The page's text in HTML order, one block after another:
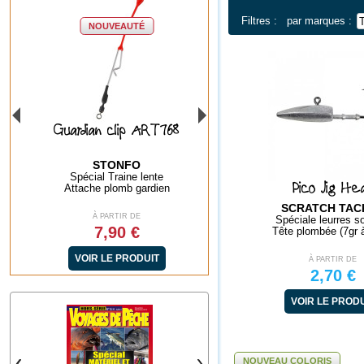
Filtres : par marques :
Pico Jig
SCRATCH
Spéciale leurres
Tête plombée (7gr
À PARTIR DE
2,70 €
VOIR LE
NOUVEAU COLORIS
NOUVEAUTÉ
Guardian clip ART768
STONFO
Spécial Traine lente
Attache plomb gardien
À PARTIR DE
7,90 €
VOIR LE PRODUIT
Divine Fun PRNM
Cuiller tournante
À PARTIR DE
3,60 €
VOIR LE PRODUIT